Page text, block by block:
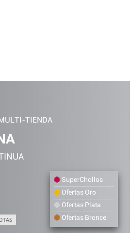
TIENDA
SuperChollos
Ofertas Oro
Ofertas Plata
Ofertas Bronce